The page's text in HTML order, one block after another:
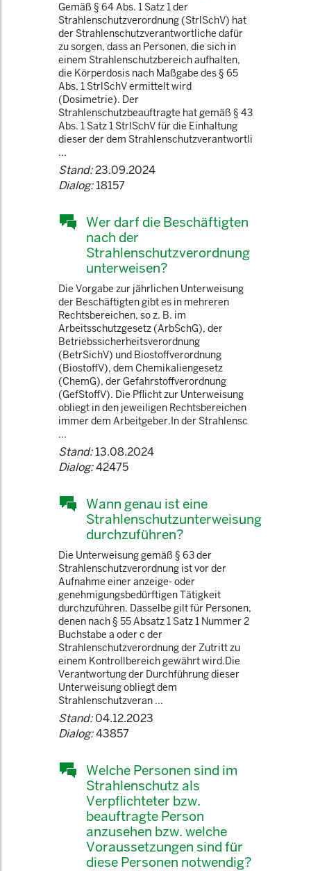
Gemäß § 64 Abs. 1 Satz 1 der
Strahlenschutzverordnung (StrlSchV) hat
der Strahlenschutzverantwortliche dafür
zu sorgen, dass an Personen, die sich in
einem Strahlenschutzbereich aufhalten,
die Körperdosis nach Maßgabe des § 65
Abs. 1 StrlSchV ermittelt wird
(Dosimetrie). Der
Strahlenschutzbeauftragte hat gemäß § 43
Abs. 1 Satz 1 StrlSchV für die Einhaltung
dieser der dem Strahlenschutzverantwortli
...
Stand:23.09.2024
Dialog:18157
Wer darf die Beschäftigten
nach der
Strahlenschutzverordnung
unterweisen?
Die Vorgabe zur jährlichen Unterweisung
der Beschäftigten gibt es in mehreren
Rechtsbereichen, so z. B. im
Arbeitsschutzgesetz (ArbSchG), der
Betriebssicherheitsverordnung
(BetrSichV) und Biostoffverordnung
(BiostoffV), dem Chemikaliengesetz
(ChemG), der Gefahrstoffverordnung
(GefStoffV). Die Pflicht zur Unterweisung
obliegt in den jeweiligen Rechtsbereichen
immer dem Arbeitgeber.In der Strahlensc
...
Stand:13.08.2024
Dialog:42475
Wann genau ist eine
Strahlenschutzunterweisung
durchzuführen?
Die Unterweisung gemäß § 63 der
Strahlenschutzverordnung ist vor der
Aufnahme einer anzeige- oder
genehmigungsbedürftigen Tätigkeit
durchzuführen. Dasselbe gilt für Personen,
denen nach § 55 Absatz 1 Satz 1 Nummer 2
Buchstabe a oder c der
Strahlenschutzverordnung der Zutritt zu
einem Kontrollbereich gewährt wird.Die
Verantwortung der Durchführung dieser
Unterweisung obliegt dem
Strahlenschutzveran ...
Stand:04.12.2023
Dialog:43857
Welche Personen sind im
Strahlenschutz als
Verpflichteter bzw.
beauftragte Person
anzusehen bzw. welche
Voraussetzungen sind für
diese Personen notwendig?